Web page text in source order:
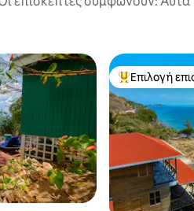
Κορυφαία
Επιλογή